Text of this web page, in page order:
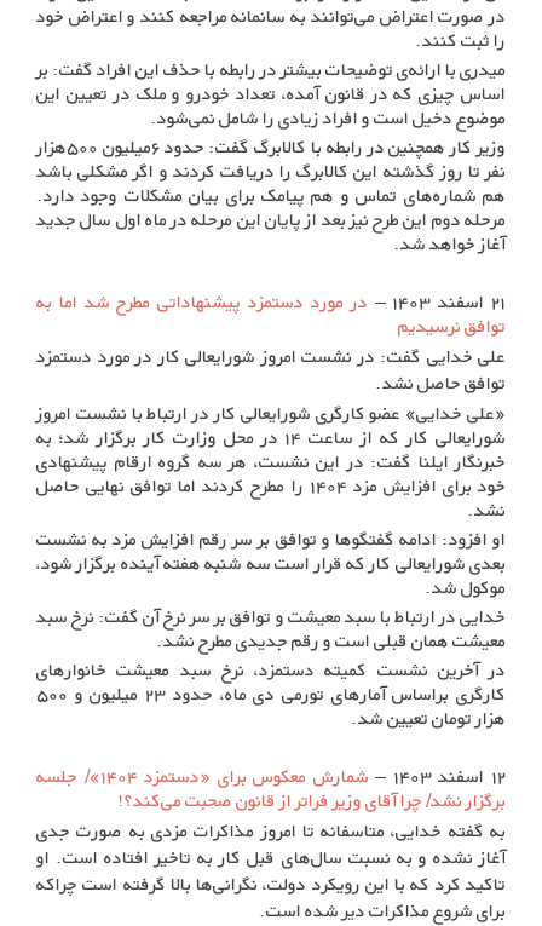
در صورت اعتراض می‌توانند به سانمانه مراجعه کنند و اعتراض خود
را ثبت کنند.
میدری با ارائه‌ی توضیحات بیشتر در رابطه با حذف این افراد گفت: بر
اساس چیزی که در قانون آمده، تعداد خودرو و ملک در تعیین این
موضوع دخیل است و افراد زیادی را شامل نمی‌شود.
وزیر کار همچنین در رابطه با کالابرگ گفت: حدود ۶میلیون ۵۰۰هزار
نفر تا روز گذشته این کالابرگ را دریافت کردند و اگر مشکلی باشد
هم شماره‌های تماس و هم پیامک برای بیان مشکلات وجود دارد.
مرحله دوم این طرح نیز بعد از پایان این مرحله در ماه اول سال جدید
آغاز خواهد شد.
۲۱ اسفند ۱۴۰۳ –
در مورد دستمزد پیشنهاداتی مطرح شد اما به
توافق نرسیدیم
علی خدایی گفت: در نشست امروز شورایعالی کار در مورد دستمزد
توافق حاصل نشد.
«علی خدایی» عضو کارگری شورایعالی کار در ارتباط با نشست امروز
شورایعالی کار که از ساعت ۱۴ در محل وزارت کار برگزار شد؛ به
خبرنگار ایلنا گفت: در این نشست، هر سه گروه ارقام پیشنهادی
خود برای افزایش مزد ۱۴۰۴ را مطرح کردند اما توافق نهایی حاصل
نشد.
او افزود: ادامه گفتگوها و توافق بر سر رقم افزایش مزد به نشست
بعدی شورایعالی کار که قرار است سه شنبه هفته آینده برگزار شود،
موکول شد.
خدایی در ارتباط با سبد معیشت و توافق بر سر نرخ آن گفت: نرخ سبد
معیشت همان قبلی است و رقم جدیدی مطرح نشد.
در آخرین نشست کمیته دستمزد، نرخ سبد معیشت خانوارهای
کارگری براساس آمارهای تورمی دی ماه، حدود ۲۳ میلیون و ۵۰۰
هزار تومان تعیین شد.
۱۲ اسفند ۱۴۰۳ –
شمارش معکوس برای «دستمزد ۱۴۰۴»/ جلسه
برگزار نشد/ چرا آقای وزیر فراتر از قانون صحبت می‌کند؟!
به گفته خدایی، متاسفانه تا امروز مذاکرات مزدی به صورت جدی
آغاز نشده و به نسبت سال‌های قبل کار به تاخیر افتاده است. او
تاکید کرد که با این رویکرد دولت، نگرانی‌ها بالا گرفته است چراکه
برای شروع مذاکرات دیر شده است.